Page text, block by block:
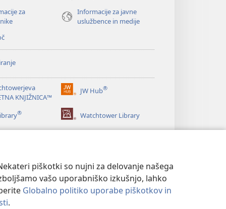
piškotki so nujni za delovanje našega
vašo uporabniško izkušnjo, lahko
Globalno politiko uporabe piškotkov in
.
za
Informacije za javne
uslužbence in medije
KNJIŽNICA™
JW Hub®
(odpre
okno)
® Watchtower Library